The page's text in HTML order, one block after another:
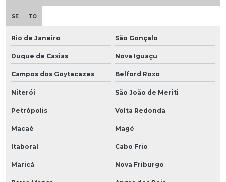
SE TO
Rio de Janeiro São Gonçalo
Duque de Caxias Nova Iguaçu
Campos dos Goytacazes Belford Roxo
Niterói São João de Meriti
Petrópolis Volta Redonda
Macaé Magé
Itaboraí Cabo Frio
Maricá Nova Friburgo